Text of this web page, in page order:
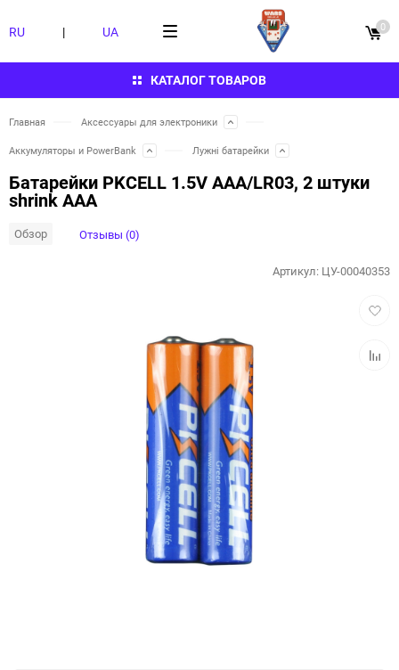
КАТАЛОГ ТОВАРОВ
RU | UA 0
Главная Аксессуары для электроники
Аккумуляторы и PowerBank Лужні батарейки
Батарейки PKCELL 1.5V AAA/LR03, 2 штуки
shrink ААА
Обзор Отзывы (0)
Артикул: ЦУ-00040353